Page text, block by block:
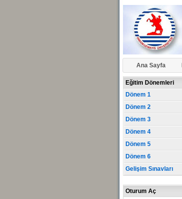
Ana Sayfa
Eğitim Dönemleri
Dönem 1
Dönem 2
Dönem 3
Dönem 4
Dönem 5
Dönem 6
Gelişim Sınavları
Oturum Aç